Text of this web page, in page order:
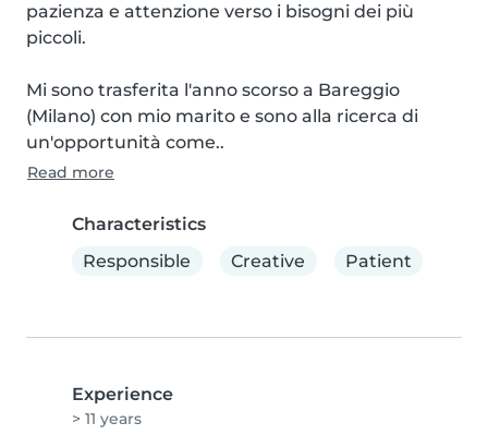
pazienza e attenzione verso i bisogni dei più
piccoli.
Mi sono trasferita l'anno scorso a Bareggio
(Milano) con mio marito e sono alla ricerca di
un'opportunità come..
Read more
Characteristics
Responsible
Creative Patient
Experience
> 11 years